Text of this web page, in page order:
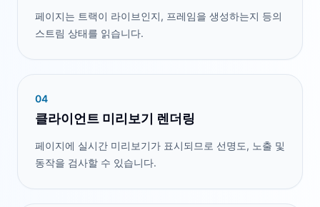
페이지는 트랙이 라이브인지, 프레임을 생성하는지 등의
스트림 상태를 읽습니다.
04
클라이언트 미리보기 렌더링
페이지에 실시간 미리보기가 표시되므로 선명도, 노출 및
동작을 검사할 수 있습니다.